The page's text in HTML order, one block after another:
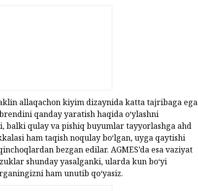
allaqachon kiyim dizaynida katta tajribaga ega
qanday yaratish haqida o‘ylashni
balki qulay va pishiq buyumlar tayyorlashga ahd
ham taqish noqulay bo‘lgan, uyga qaytishi
bezgan edilar. AGMES’da esa vaziyat
shunday yasalganki, ularda kun bo‘yi
ham unutib qo‘yasiz.